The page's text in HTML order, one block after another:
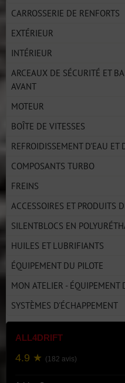
CARROSSERIE DE RENFORTS
EXTÉRIEUR
INTÉRIEUR
ARCEAUX DE SÉCURITÉ ET
AVANT
MOTEUR
BOÎTE DE VITESSES
REFROIDISSEMENT D'EAU ET
COMPOSANTS TURBO
FREINS
ACCESSOIRES ET PRODUITS
SILENTBLOCS EN
HUILES ET LUBRIFIANTS
ÉQUIPEMENT DU PILOTE
MON ATELIER - ÉQUIPEMENT
SYSTÈMES D'ÉCHAPPEMENT
ALL4DRIFT
4.9 ★ (182 avis)